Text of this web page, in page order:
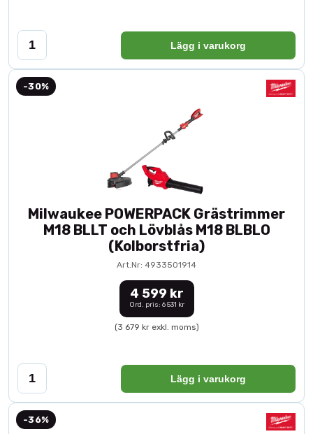
Lägg i varukorg
-30%
Milwaukee POWERPACK Grästrimmer
M18 BLLT och Lövblås M18 BLBLO
(Kolborstfria)
Art.Nr: 4933501914
4 599 kr
Ord. pris: 6 531 kr
(3 679 kr exkl. moms)
Lägg i varukorg
-36%